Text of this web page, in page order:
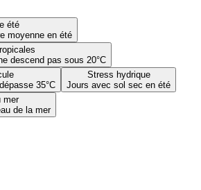
été
moyenne en été
descend pas sous 20°C
35°C
Stress hydrique
Jours avec sol sec en été
mer
de la mer